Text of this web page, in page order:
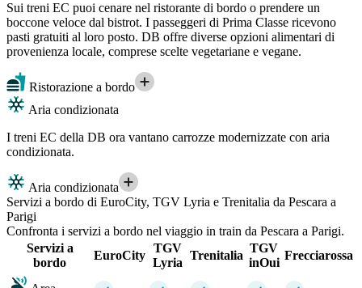
Sui treni EC puoi cenare nel ristorante di bordo o prendere un
boccone veloce dal bistrot. I passeggeri di Prima Classe ricevono
pasti gratuiti al loro posto. DB offre diverse opzioni alimentari di
provenienza locale, comprese scelte vegetariane e vegane.
Ristorazione a bordo
Aria condizionata
I treni EC della DB ora vantano carrozze modernizzate con aria
condizionata.
Aria condizionata
Servizi a bordo di EuroCity, TGV Lyria e Trenitalia da Pescara a
Parigi
Confronta i servizi a bordo nel viaggio in train da Pescara a Parigi.
Servizi a
bordo
EuroCity
TGV
Lyria
Trenitalia
TGV
inOui
Frecciarossa